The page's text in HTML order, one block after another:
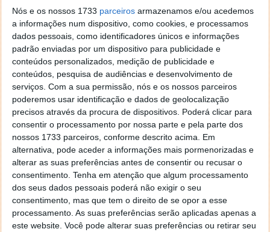
Nós e os nossos 1733 parceiros armazenamos e/ou acedemos
a informações num dispositivo, como cookies, e processamos
dados pessoais, como identificadores únicos e informações
padrão enviadas por um dispositivo para publicidade e
conteúdos personalizados, medição de publicidade e
conteúdos, pesquisa de audiências e desenvolvimento de
serviços. Com a sua permissão, nós e os nossos parceiros
poderemos usar identificação e dados de geolocalização
precisos através da procura de dispositivos. Poderá clicar para
consentir o processamento por nossa parte e pela parte dos
nossos 1733 parceiros, conforme descrito acima. Em
alternativa, pode aceder a informações mais pormenorizadas e
alterar as suas preferências antes de consentir ou recusar o
consentimento. Tenha em atenção que algum processamento
dos seus dados pessoais poderá não exigir o seu
consentimento, mas que tem o direito de se opor a esse
processamento. As suas preferências serão aplicadas apenas a
este website. Você pode alterar suas preferências ou retirar seu